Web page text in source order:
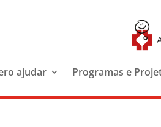
ajudar Programas e